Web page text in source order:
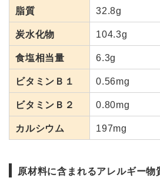
脂質
32.8g
炭水化物
104.3g
食塩相当量
6.3g
ビタミンＢ１
0.56mg
ビタミンＢ２
0.80mg
カルシウム
197mg
原材料に含まれるアレルギー物